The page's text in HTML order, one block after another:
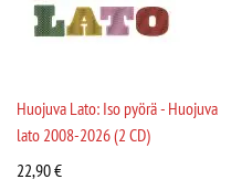
Huojuva Lato: Iso pyörä - Huojuva
lato 2008-2026 (2 CD)
22,90€